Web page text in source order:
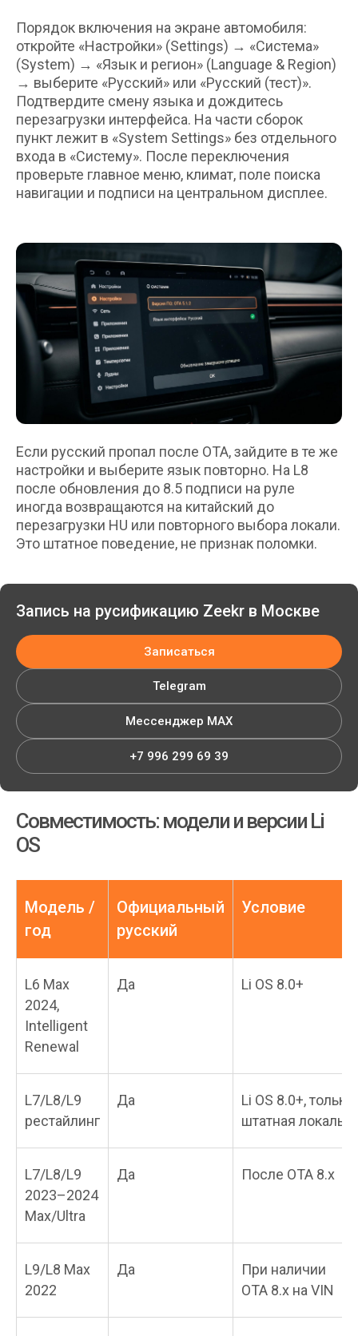
Порядок включения на экране автомобиля:
откройте «Настройки» (Settings) → «Система»
(System) → «Язык и регион» (Language & Region)
→ выберите «Русский» или «Русский (тест)».
Подтвердите смену языка и дождитесь
перезагрузки интерфейса. На части сборок
пункт лежит в «System Settings» без отдельного
входа в «Систему». После переключения
проверьте главное меню, климат, поле поиска
навигации и подписи на центральном дисплее.
Если русский пропал после OTA, зайдите в те же
настройки и выберите язык повторно. На L8
после обновления до 8.5 подписи на руле
иногда возвращаются на китайский до
перезагрузки HU или повторного выбора локали.
Это штатное поведение, не признак поломки.
Запись на русификацию Zeekr в Москве
Записаться
Telegram
Мессенджер MAX
+7 996 299 69 39
Совместимость: модели и версии Li
OS
Модель /
год
Официальный
русский
Условие
L6 Max
2024,
Intelligent
Renewal
Да Li OS 8.0+
L7/L8/L9
рестайлинг
Да
Li OS 8.0+, только
штатная локаль
L7/L8/L9
2023–2024
Max/Ultra
Да После OTA 8.x
L9/L8 Max
2022
Да
При наличии
OTA 8.x на VIN